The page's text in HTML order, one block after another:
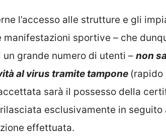
l’accesso alle strutture e gli
manifestazioni sportive – che
grande numero di utenti – non
al virus tramite tampone (rapido
sarà il possesso della
rilasciata esclusivamente in
effettuata.